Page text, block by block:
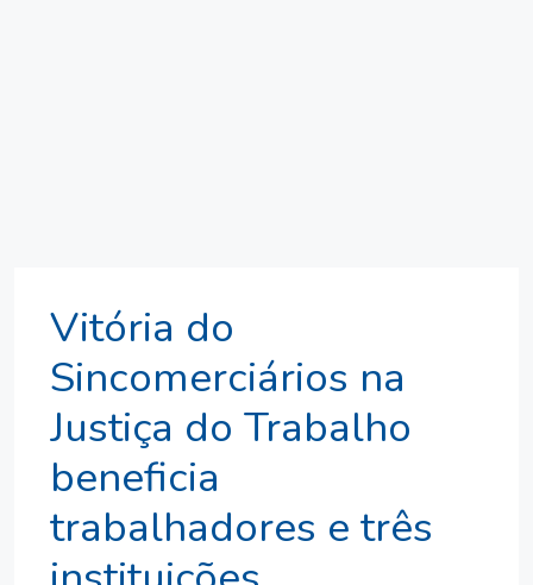
Vitória do
Sincomerciários na
Justiça do Trabalho
beneficia
trabalhadores e três